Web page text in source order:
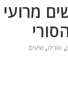
, סוריה, שיעים